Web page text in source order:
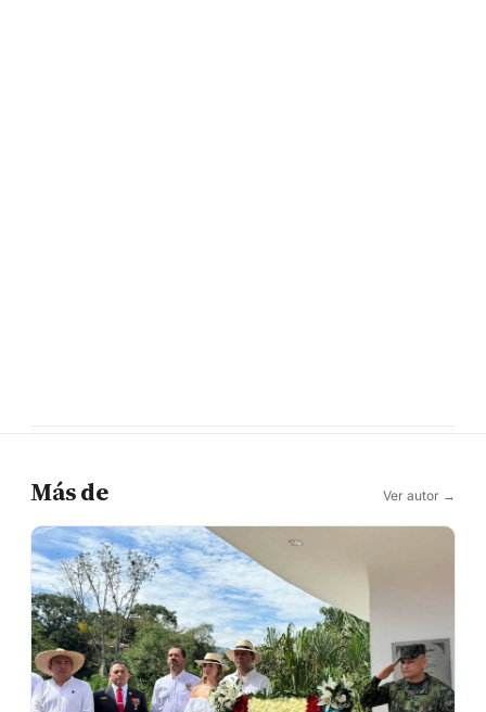
Más de Ver autor →